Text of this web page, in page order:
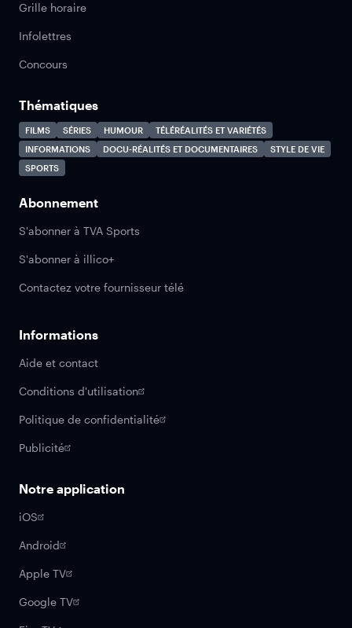
Grille horaire
Infolettres
Concours
Thématiques
FILMS SÉRIES HUMOUR
TÉLÉRÉALITÉS ET VARIÉTÉS
INFORMATIONS
DOCU-RÉALITÉS ET DOCUMENTAIRES
STYLE DE VIE
SPORTS
Abonnement
S'abonner à TVA Sports
S'abonner à illico+
Contactez votre fournisseur télé
Informations
Aide et contact
Conditions d'utilisation
Politique de confidentialité
Publicité
Notre application
iOS
Android
Apple TV
Google TV